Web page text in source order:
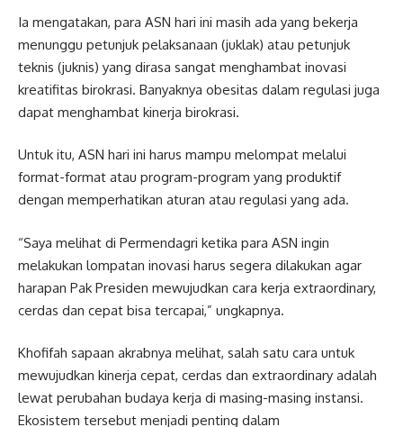
Ia mengatakan, para ASN hari ini masih ada yang bekerja
menunggu petunjuk pelaksanaan (juklak) atau petunjuk
teknis (juknis) yang dirasa sangat menghambat inovasi
kreatifitas birokrasi. Banyaknya obesitas dalam regulasi juga
dapat menghambat kinerja birokrasi.
Untuk itu, ASN hari ini harus mampu melompat melalui
format-format atau program-program yang produktif
dengan memperhatikan aturan atau regulasi yang ada.
“Saya melihat di Permendagri ketika para ASN ingin
melakukan lompatan inovasi harus segera dilakukan agar
harapan Pak Presiden mewujudkan cara kerja extraordinary,
cerdas dan cepat bisa tercapai,” ungkapnya.
Khofifah sapaan akrabnya melihat, salah satu cara untuk
mewujudkan kinerja cepat, cerdas dan extraordinary adalah
lewat perubahan budaya kerja di masing-masing instansi.
Ekosistem tersebut menjadi penting dalam